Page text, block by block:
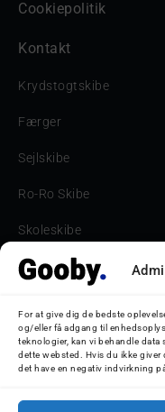
For at give dig de bedste
og/eller få adgang til
teknologier, kan vi behandle
dette websted. Hvis du ikke
det have en negativ indvirkning
Cookiepolitik
Kontakt
Krydstogtskibe
Færger
Sejlskibe
Ro-Ro Skibe
Skoleskibe
Havne & Turbåde samt
Bilskib
Storebæltsbroen